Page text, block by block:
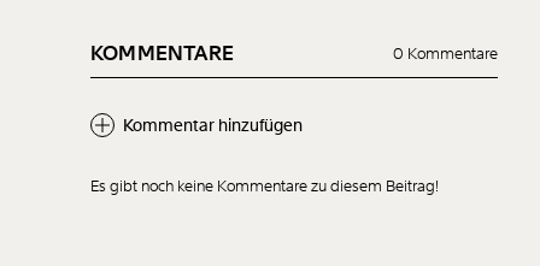
KOMMENTARE 0 Kommentare
Kommentar hinzufügen
Es gibt noch keine Kommentare zu diesem Beitrag!